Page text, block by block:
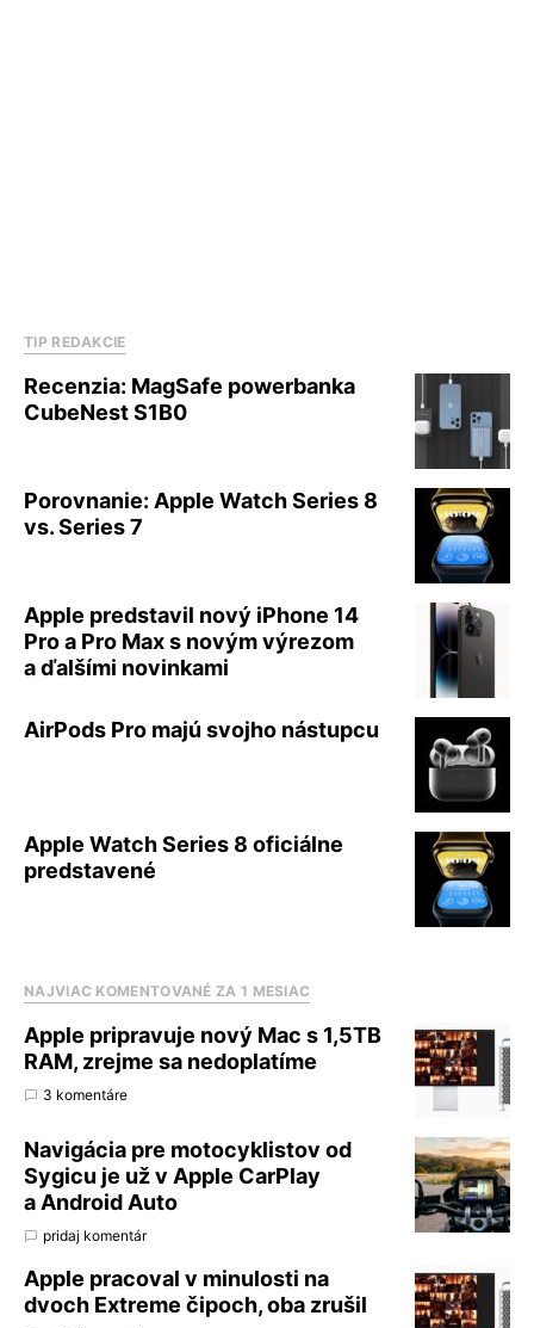
TIP REDAKCIE
Recenzia: MagSafe powerbanka
CubeNest S1B0
Porovnanie: Apple Watch Series 8
vs. Series 7
Apple predstavil nový iPhone 14
Pro a Pro Max s novým výrezom
a ďalšími novinkami
AirPods Pro majú svojho nástupcu
Apple Watch Series 8 oficiálne
predstavené
NAJVIAC KOMENTOVANÉ ZA 1 MESIAC
Apple pripravuje nový Mac s 1,5TB
RAM, zrejme sa nedoplatíme
3 komentáre
Navigácia pre motocyklistov od
Sygicu je už v Apple CarPlay
a Android Auto
pridaj komentár
Apple pracoval v minulosti na
dvoch Extreme čipoch, oba zrušil